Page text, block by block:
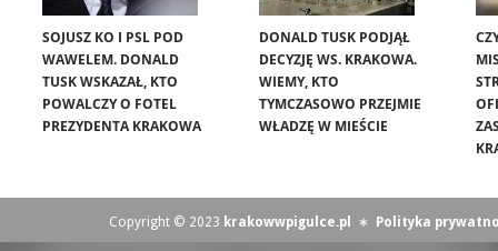
SOJUSZ KO I PSL POD
WAWELEM. DONALD
TUSK WSKAZAŁ, KTO
POWALCZY O FOTEL
PREZYDENTA KRAKOWA
DONALD TUSK PODJĄŁ
DECYZJĘ WS. KRAKOWA.
WIEMY, KTO
TYMCZASOWO PRZEJMIE
WŁADZĘ W MIEŚCIE
Copyright © 2023 krakowwpigulce.pl ∗ Polityka